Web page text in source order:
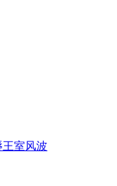
室风波